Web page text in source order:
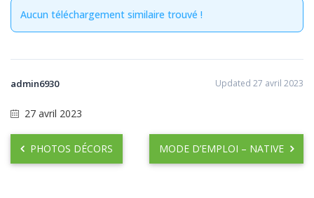
Aucun téléchargement similaire trouvé !
admin6930 Updated 27 avril 2023
27 avril 2023
PHOTOS DÉCORS MODE D’EMPLOI – NATIVE